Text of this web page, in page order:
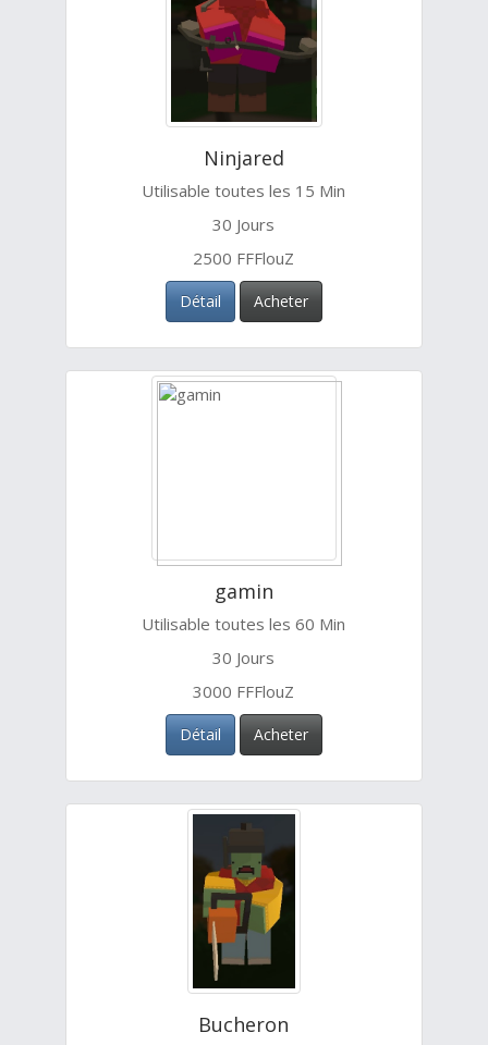
Ninjared
Utilisable toutes les 15 Min
30 Jours
2500 FFFlouZ
Détail Acheter
gamin
Utilisable toutes les 60 Min
30 Jours
3000 FFFlouZ
Détail Acheter
Bucheron